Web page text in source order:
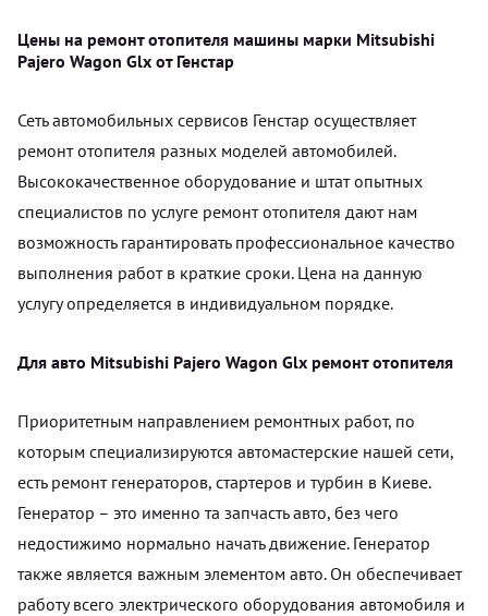
Цены на ремонт отопителя машины марки Mitsubishi
Pajero Wagon Glx от Генстар
Сеть автомобильных сервисов Генстар осуществляет
ремонт отопителя разных моделей автомобилей.
Высококачественное оборудование и штат опытных
специалистов по услуге ремонт отопителя дают нам
возможность гарантировать профессиональное качество
выполнения работ в краткие сроки. Цена на данную
услугу определяется в индивидуальном порядке.
Для авто Mitsubishi Pajero Wagon Glx ремонт отопителя
Приоритетным направлением ремонтных работ, по
которым специализируются автомастерские нашей сети,
есть ремонт генераторов, стартеров и турбин в Киеве.
Генератор – это именно та запчасть авто, без чего
недостижимо нормально начать движение. Генератор
также является важным элементом авто. Он обеспечивает
работу всего электрического оборудования автомобиля и